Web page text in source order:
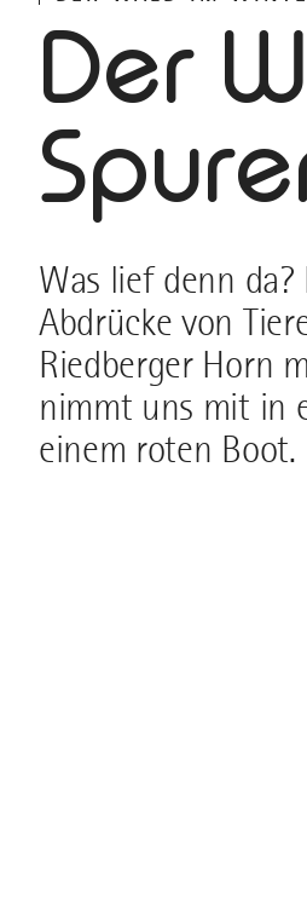
Der
Was lief denn
Abdrücke von
Riedberger Horn
nimmt uns mit in
einem roten Boot.